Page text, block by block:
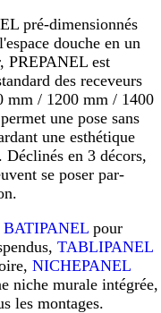
pré-dimensionnés
douche en un
PREPANEL est
des receveurs
mm / 1200 mm / 1400
une pose sans
une esthétique
en 3 décors,
se poser par-
BATIPANEL pour
TABLIPANEL
NICHEPANEL
niche murale intégrée,
les montages.